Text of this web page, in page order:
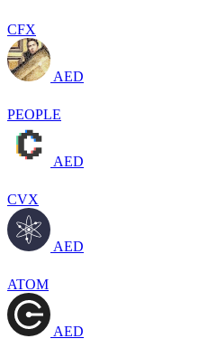
CFX
AED
PEOPLE
AED
CVX
AED
ATOM
AED